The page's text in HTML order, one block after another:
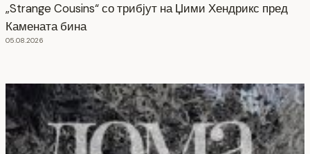
„Strange Cousins“ со трибјут на Џими Хендрикс пред
Камената бина
05.08.2026